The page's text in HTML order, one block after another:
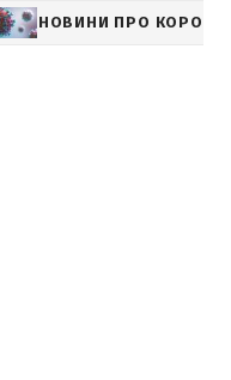
НОВИНИ ПРО